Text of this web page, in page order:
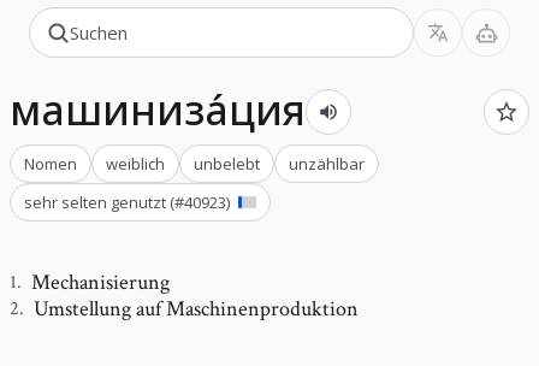
машиниза́ция
Nomen weiblich unbelebt
unzählbar
sehr selten genutzt (#40923)
1. Mechanisierung
2. Umstellung auf Maschinenproduktion